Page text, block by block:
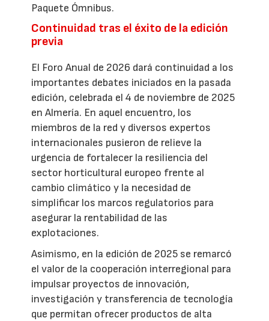
Paquete Ómnibus.
Continuidad tras el éxito de la edición
previa
El Foro Anual de 2026 dará continuidad a los
importantes debates iniciados en la pasada
edición, celebrada el 4 de noviembre de 2025
en Almería. En aquel encuentro, los
miembros de la red y diversos expertos
internacionales pusieron de relieve la
urgencia de fortalecer la resiliencia del
sector horticultural europeo frente al
cambio climático y la necesidad de
simplificar los marcos regulatorios para
asegurar la rentabilidad de las
explotaciones.
Asimismo, en la edición de 2025 se remarcó
el valor de la cooperación interregional para
impulsar proyectos de innovación,
investigación y transferencia de tecnología
que permitan ofrecer productos de alta